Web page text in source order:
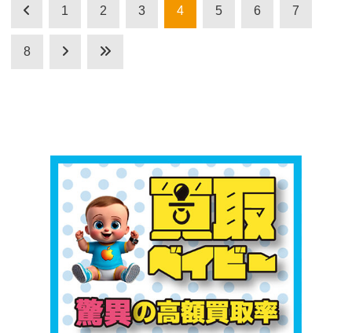
1 2 3 4 5 6 7
8